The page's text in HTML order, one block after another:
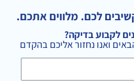
l
e
a
g
r
a
לכם. מלווים אתכם.
לקבוע בדיקה?
ואנו נחזור אליכם בהקדם